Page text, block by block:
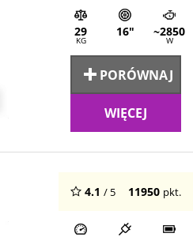
29
KG
16" ~2850
W
PORÓWNAJ
WIĘCEJ
4.1 / 5 11950 pkt.